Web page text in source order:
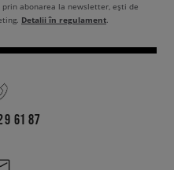
abonarea la newsletter, ești de
Detalii în regulament.
61 87